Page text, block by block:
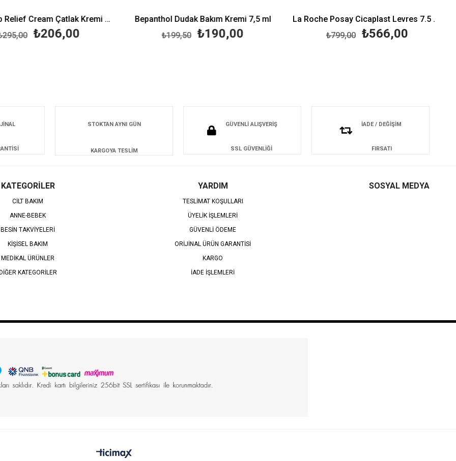
Blistex Lip Relief Cream Çatlak Kremi 6 ml
₺206,00
Bepanthol Dudak Bakım Kremi 7,5 ml
₺190,00
₺199,50
La Roche Posay Cicaplast Levres 7.5 ml-Dudak Kremi
₺566,00
₺799,00
STOKTAN AYNI GÜN
KARGOYA TESLİM
GÜVENLİ ALIŞVERİŞ
SSL GÜVENLİĞİ
İADE / DEĞİŞİM
FIRSATI
KATEGORİLER
CİLT BAKIM
ANNE-BEBEK
BESİN TAKVİYELERİ
KİŞİSEL BAKIM
MEDİKAL ÜRÜNLER
DİĞER KATEGORİLER
YARDIM
TESLİMAT KOŞULLARI
ÜYELİK İŞLEMLERİ
GÜVENLİ ÖDEME
ORİJİNAL ÜRÜN GARANTİSİ
KARGO
İADE İŞLEMLERİ
SOSYAL MEDYA